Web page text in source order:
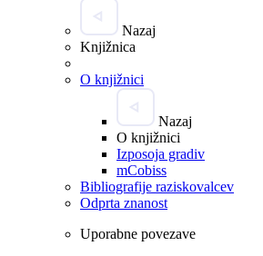
Nazaj
Knjižnica
O knjižnici
Nazaj
O knjižnici
Izposoja gradiv
mCobiss
Bibliografije raziskovalcev
Odprta znanost
Uporabne povezave